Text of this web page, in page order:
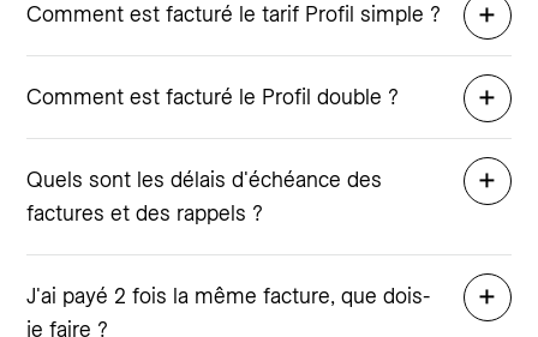
Comment est facturé le tarif Profil simple ?
Comment est facturé le Profil double ?
Quels sont les délais d'échéance des
factures et des rappels ?
J'ai payé 2 fois la même facture, que dois-
je faire ?